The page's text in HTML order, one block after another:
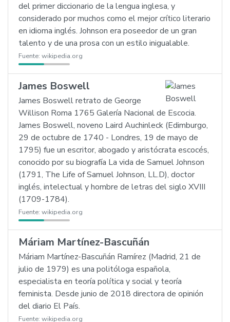
del primer diccionario de la lengua inglesa, y
considerado por muchos como el mejor crítico literario
en idioma inglés. Johnson era poseedor de un gran
talento y de una prosa con un estilo inigualable.
Fuente: wikipedia.org
James Boswell
James Boswell retrato de George
Willison Roma 1765 Galería Nacional de Escocia.
James Boswell, noveno Laird Auchinleck (Edimburgo,
29 de octubre de 1740 - Londres, 19 de mayo de
1795) fue un escritor, abogado y aristócrata escocés,
conocido por su biografía La vida de Samuel Johnson
(1791, The Life of Samuel Johnson, LL.D), doctor
inglés, intelectual y hombre de letras del siglo XVIII
(1709-1784).
Fuente: wikipedia.org
Máriam Martínez-Bascuñán
Máriam Martínez-Bascuñán Ramírez (Madrid, 21 de
julio de 1979) es una politóloga española,
especialista en teoría política y social y teoría
feminista. Desde junio de 2018 directora de opinión
del diario El País.
Fuente: wikipedia.org